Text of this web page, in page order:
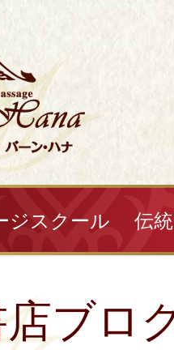
ジスクール 伝
ブロ